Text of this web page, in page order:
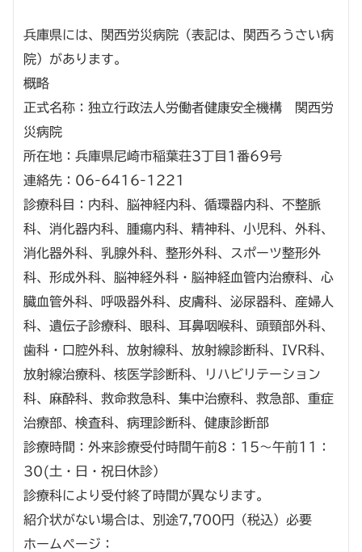
兵庫県には、関西労災病院（表記は、関西ろうさい病
院）があります。
概略
正式名称：独立行政法人労働者健康安全機構 関西労
災病院
所在地：兵庫県尼崎市稲葉荘3丁目1番69号
連絡先：06-6416-1221
診療科目：内科、脳神経内科、循環器内科、不整脈
科、消化器内科、腫瘍内科、精神科、小児科、外科、
消化器外科、乳腺外科、整形外科、スポーツ整形外
科、形成外科、脳神経外科・脳神経血管内治療科、心
臓血管外科、呼吸器外科、皮膚科、泌尿器科、産婦人
科、遺伝子診療科、眼科、耳鼻咽喉科、頭頸部外科、
歯科・口腔外科、放射線科、放射線診断科、IVR科、
放射線治療科、核医学診断科、リハビリテーション
科、麻酔科、救命救急科、集中治療科、救急部、重症
治療部、検査科、病理診断科、健康診断部
診療時間：外来診療受付時間午前8：15～午前11：
30(土・日・祝日休診）
診療科により受付終了時間が異なります。
紹介状がない場合は、別途7,700円（税込）必要
ホームページ：